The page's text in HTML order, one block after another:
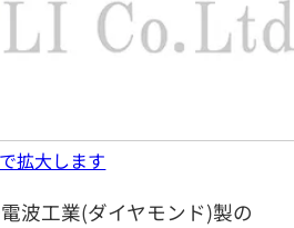
波工業(ダイヤモンド)製の
拡大します